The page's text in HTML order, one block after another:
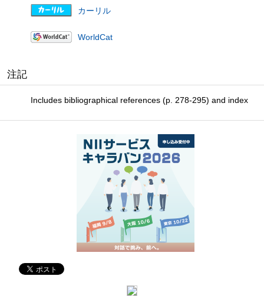
カーリル
WorldCat
注記
Includes bibliographical references (p. 278-295) and index